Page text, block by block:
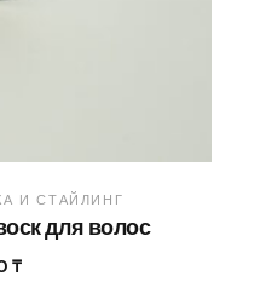
И СТАЙЛИНГ
для волос
₸